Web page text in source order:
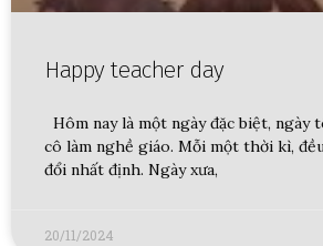
Happy teacher day
Hôm nay là một ngày đặc biệt, ngày
cô làm nghề giáo. Mỗi một thời kì,
đổi nhất định. Ngày xưa,
20/11/2024